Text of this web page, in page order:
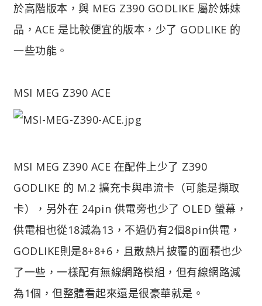
於高階版本，與 MEG Z390 GODLIKE 屬於姊妹
品，ACE 是比較便宜的版本，少了 GODLIKE 的
一些功能。
MSI MEG Z390 ACE
MSI MEG Z390 ACE 在配件上少了 Z390
GODLIKE 的 M.2 擴充卡與串流卡（可能是擷取
卡），另外在 24pin 供電旁也少了 OLED 螢幕，
供電相也從18減為13，不過仍有2個8pin供電，
GODLIKE則是8+8+6，且散熱片披覆的面積也少
了一些，一樣配有無線網路模組，但有線網路減
為1個，但整體看起來還是很豪華就是。